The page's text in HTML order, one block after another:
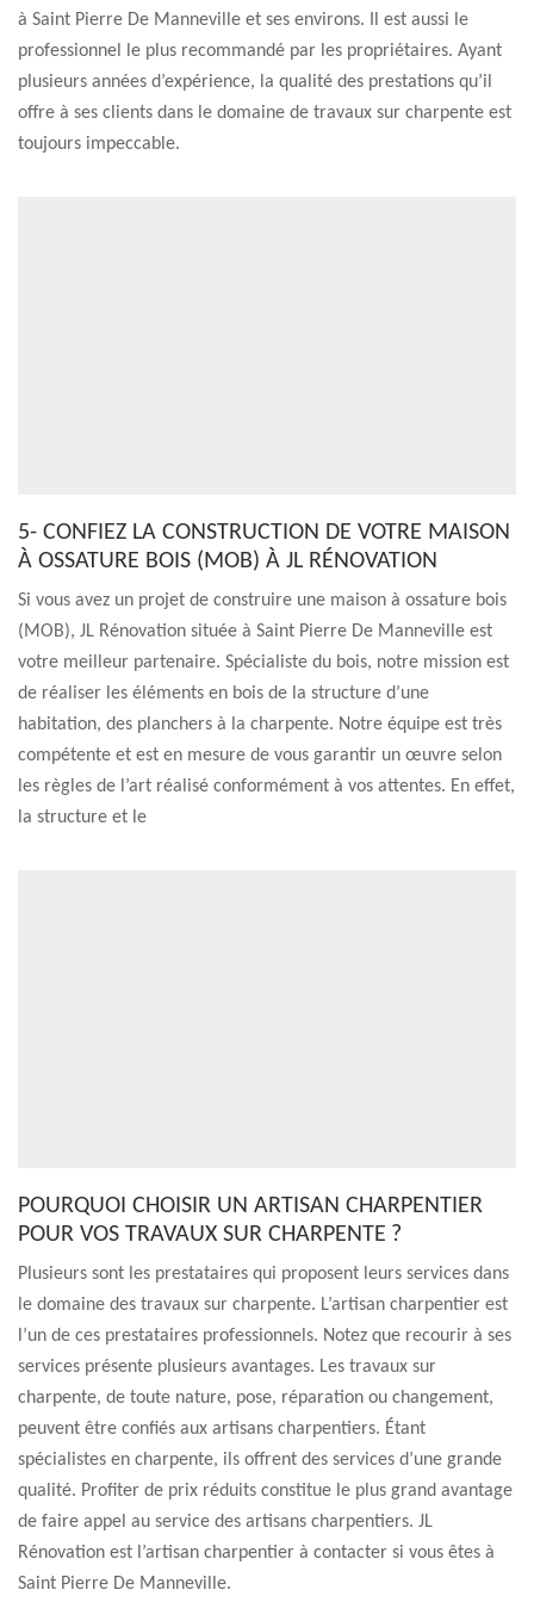
à Saint Pierre De Manneville et ses environs. Il est aussi le
professionnel le plus recommandé par les propriétaires. Ayant
plusieurs années d’expérience, la qualité des prestations qu’il
offre à ses clients dans le domaine de travaux sur charpente est
toujours impeccable.
5- CONFIEZ LA CONSTRUCTION DE VOTRE MAISON
À OSSATURE BOIS (MOB) À JL RÉNOVATION
Si vous avez un projet de construire une maison à ossature bois
(MOB), JL Rénovation située à Saint Pierre De Manneville est
votre meilleur partenaire. Spécialiste du bois, notre mission est
de réaliser les éléments en bois de la structure d’une
habitation, des planchers à la charpente. Notre équipe est très
compétente et est en mesure de vous garantir un œuvre selon
les règles de l’art réalisé conformément à vos attentes. En effet,
la structure et le
POURQUOI CHOISIR UN ARTISAN CHARPENTIER
POUR VOS TRAVAUX SUR CHARPENTE ?
Plusieurs sont les prestataires qui proposent leurs services dans
le domaine des travaux sur charpente. L’artisan charpentier est
l’un de ces prestataires professionnels. Notez que recourir à ses
services présente plusieurs avantages. Les travaux sur
charpente, de toute nature, pose, réparation ou changement,
peuvent être confiés aux artisans charpentiers. Étant
spécialistes en charpente, ils offrent des services d’une grande
qualité. Profiter de prix réduits constitue le plus grand avantage
de faire appel au service des artisans charpentiers. JL
Rénovation est l’artisan charpentier à contacter si vous êtes à
Saint Pierre De Manneville.